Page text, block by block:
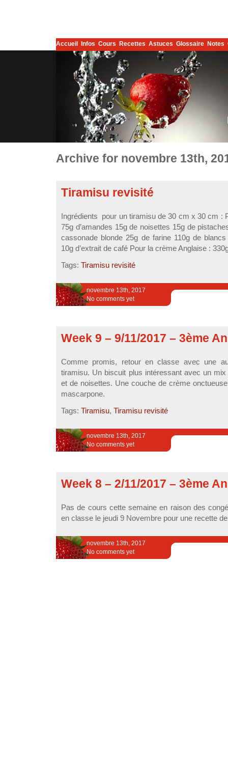
Accueil Infos Cours Recettes Astuces Glossaire Notes
Archive for novembre 13th,
Tiramisu revisité
Ingrédients pour un tiramisu de 30 cm x 30 cm :
75g d’amandes 15g de noisettes 15g de
cassonade blonde 25g de farine 110g de
10g d’extrait de café Pour la crème Anglaise :
Tags: Tiramisu revisité
novembre 13th, 2017
No comments yet
Week 9 – 9/11/2017 – 3ème
Comme promis, retour en classe avec une
tiramisu. Un biscuit plus intéressant avec un mix
et de noisettes. Une couche de crème
mascarpone.
Tags: Tiramisu, Tiramisu revisité
novembre 13th, 2017
No comments yet
Week 8 – 2/11/2017 – 3ème
Pas de cours cette semaine en raison des
en classe le jeudi 9 Novembre pour une recette
novembre 13th, 2017
No comments yet